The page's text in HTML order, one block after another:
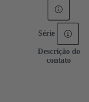
Série
Descrição do
contato